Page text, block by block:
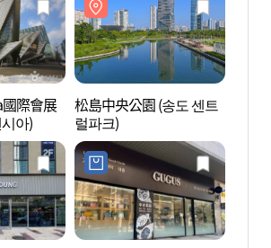
際會展
아)
松島中央公園 (송도 센트
럴파크)